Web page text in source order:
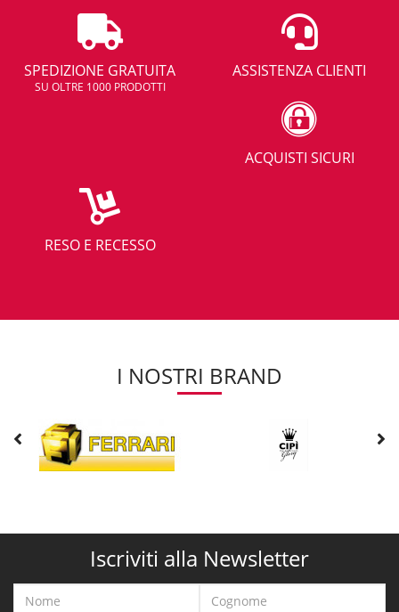
SPEDIZIONE GRATUITA
SU OLTRE 1000 PRODOTTI
ASSISTENZA CLIENTI
ACQUISTI SICURI
RESO E RECESSO
I NOSTRI BRAND
Iscriviti alla Newsletter